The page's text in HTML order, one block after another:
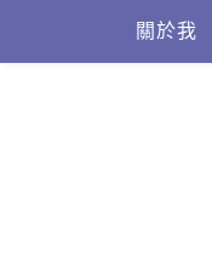
content
關於我